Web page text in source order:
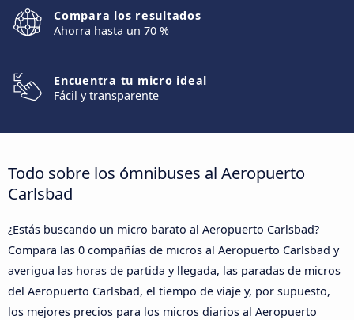
Compara los resultados
Ahorra hasta un 70 %
Encuentra tu micro ideal
Fácil y transparente
Todo sobre los ómnibuses al Aeropuerto
Carlsbad
¿Estás buscando un micro barato al Aeropuerto Carlsbad?
Compara las 0 compañías de micros al Aeropuerto Carlsbad y
averigua las horas de partida y llegada, las paradas de micros
del Aeropuerto Carlsbad, el tiempo de viaje y, por supuesto,
los mejores precios para los micros diarios al Aeropuerto